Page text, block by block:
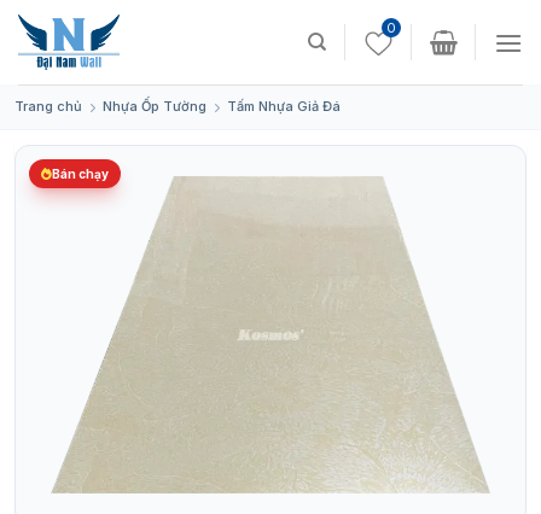
Skip
content
0
Trang chủ Nhựa Ốp Tường Tấm Nhựa Giả Đá
Bán chạy